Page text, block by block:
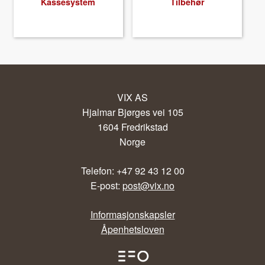
About VIX
VIX AS
Hjalmar Bjørges vei 105
1604 Fredrikstad
Norge
Telefon: +47 92 43 12 00
E-post: post@vix.no
Informasjonskapsler
Åpenhetsloven